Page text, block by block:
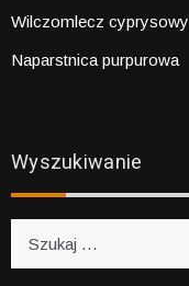
Wilczomlecz cyprysowy
Naparstnica purpurowa
Wyszukiwanie